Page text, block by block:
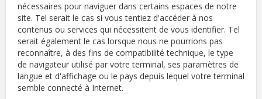
nécessaires pour naviguer dans certains espaces de notre
site. Tel serait le cas si vous tentiez d'accéder à nos
contenus ou services qui nécessitent de vous identifier. Tel
serait également le cas lorsque nous ne pourrions pas
reconnaître, à des fins de compatibilité technique, le type
de navigateur utilisé par votre terminal, ses paramètres de
langue et d'affichage ou le pays depuis lequel votre terminal
semble connecté à Internet.